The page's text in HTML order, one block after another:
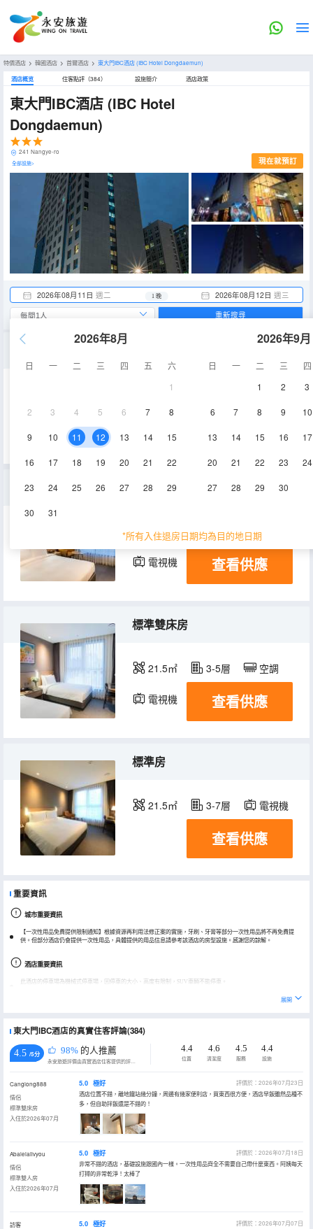
特價酒店 > 韓國酒店 > 首爾酒店 > 東大門IBC酒店(IBC Hotel Dongdaemun)
酒店概览 住客點評（384） 設施簡介 酒店政策
東大門IBC酒店 (IBC Hotel
Dongdaemun)
241 Nangye-ro
全部設施> 現在就預訂
2026年08月11日 週二 2026年08月12日 週三
1 晚
2026年8月
日 一 二 三 四 五
六
1
2 3 4 5 6 7 8
9 10 11 12 13 14 15
16 17 18 19 20 21 22
23 24 25 26 27 28 29
30 31
2026年9月
日 一 二 三
四
1
2 3
6 7 8 9 10
13 14 15 16 17
20 21 22 23 24
27 28 29 30
*所有入住退房日期均為目的地日期
重新搜尋
21.5㎡ 電視機
標準雙人房
21.5㎡ 3-5層 空調
電視機 冰箱
查看供應
標準雙床房
21.5㎡ 3-5層 空調
電視機 冰箱
查看供應
標準房
21.5㎡ 3-7層 電視機
查看供應
重要資訊
城市重要資訊
【一次性用品免費提供限制通知】根據資源再利用法修正案的實施，牙刷、牙膏等部分一次性用品將不再免費提
供。但部分酒店仍會提供一次性用品，具體提供的用品信息請參考該酒店的房型設施。感謝您的諒解。
酒店重要資訊
此酒店的停車場為機械式停車場，因停車的大小、高度有限制，SUV車輛不能停車。
展開
東大門IBC酒店的真實住客評論(384)
4.5 /5分 98% 的人推薦
永安旅遊評價由真實酒店住客提供的評價。
4.4
位置
4.6
清潔度
4.5
服務
4.4
設施
Canglong888
情侶
標準雙床房
入住於2026年07月
5.0 極好
評價於：2026年07月23日
酒店位置不錯，離地鐵站幾分鐘，周邊有幾家便利店，買東西很方便，酒店早飯雖然品種不
多，但自助拌飯還是不錯的！
Abaleiailvyou
情侶
標準雙人房
入住於2026年07月
5.0 極好
評價於：2026年07月18日
非常不錯的酒店，基礎設施跟國內一樣。一次性用品齊全不需要自己帶什麼東西。阿姨每天
打掃的非常乾淨！太棒了
訪客
5.0 極好
評價於：2026年07月07日